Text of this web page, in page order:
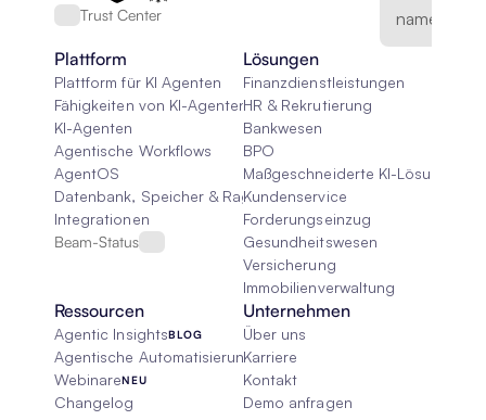
Trust Center
Plattform
Plattform für KI Agenten
Fähigkeiten von KI-Agenten
KI-Agenten
Agentische Workflows
AgentOS
Datenbank, Speicher & Rag
Integrationen
Beam-Status
Lösungen
Finanzdienstleistungen
HR & Rekrutierung
Bankwesen
BPO
Maßgeschneiderte KI-Lösungen
Kundenservice
Forderungseinzug
Gesundheitswesen
Versicherung
Immobilienverwaltung
Ressourcen
Agentic InsightsBLOG
Agentische Automatisierung 101
WebinareNEU
Changelog
Unternehmen
Über uns
Karriere
Kontakt
Demo anfragen